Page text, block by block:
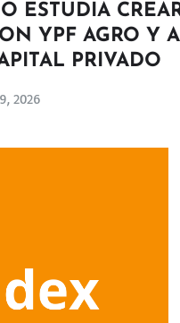
ESTUDIA
YPF AGRO Y
PRIVADO
2026